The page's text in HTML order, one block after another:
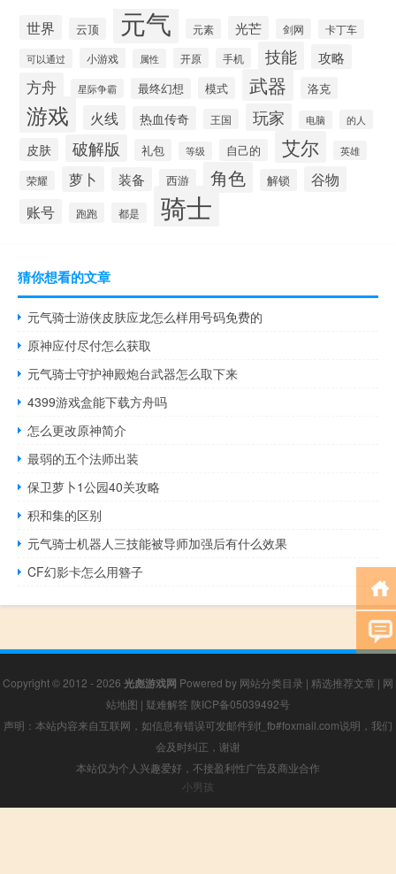
世界 云顶 元气 元素 光芒 剑网 卡丁车
可以通过 小游戏 属性 开原 手机 技能 攻略
方舟 星际争霸 最终幻想 模式 武器 洛克
游戏 火线 热血传奇 王国 玩家 电脑 的人
皮肤 破解版 礼包 等级 自己的 艾尔 英雄
荣耀 萝卜 装备 西游 角色 解锁 谷物
账号 跑跑 都是 骑士
猜你想看的文章
元气骑士游侠皮肤应龙怎么样用号码免费的
原神应付尽付怎么获取
元气骑士守护神殿炮台武器怎么取下来
4399游戏盒能下载方舟吗
怎么更改原神简介
最弱的五个法师出装
保卫萝卜1公园40关攻略
积和集的区别
元气骑士机器人三技能被导师加强后有什么效果
CF幻影卡怎么用簪子
Copyright © 2012 - 2026 光彪游戏网 Powered by 网站分类目录 | 精选推荐文章 | 网
站地图 | 疑难解答 陕ICP备05039492号
声明：本站内容来自互联网，如信息有错误可发邮件到f_fb#foxmail.com说明，我们
会及时纠正，谢谢
本站仅为个人兴趣爱好，不接盈利性广告及商业合作
小男孩